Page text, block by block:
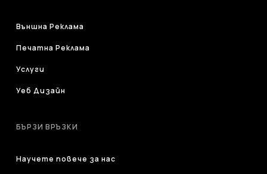
Външна Реклама
Печатна Реклама
Услуги
Уеб Дизайн
БЪРЗИ ВРЪЗКИ
Научете повече за нас